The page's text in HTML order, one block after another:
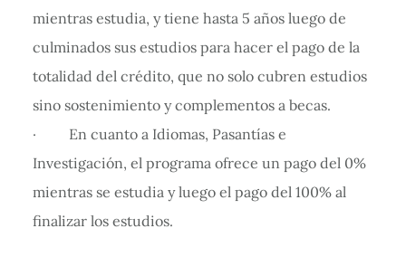
mientras estudia, y tiene hasta 5 años luego de
culminados sus estudios para hacer el pago de la
totalidad del crédito, que no solo cubren estudios
sino sostenimiento y complementos a becas.
· En cuanto a Idiomas, Pasantías e
Investigación, el programa ofrece un pago del 0%
mientras se estudia y luego el pago del 100% al
finalizar los estudios.